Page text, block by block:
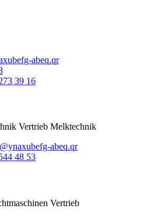
abeq.qr
39 16
Vertrieb Melktechnik
abeq.qr
48 53
Vertrieb